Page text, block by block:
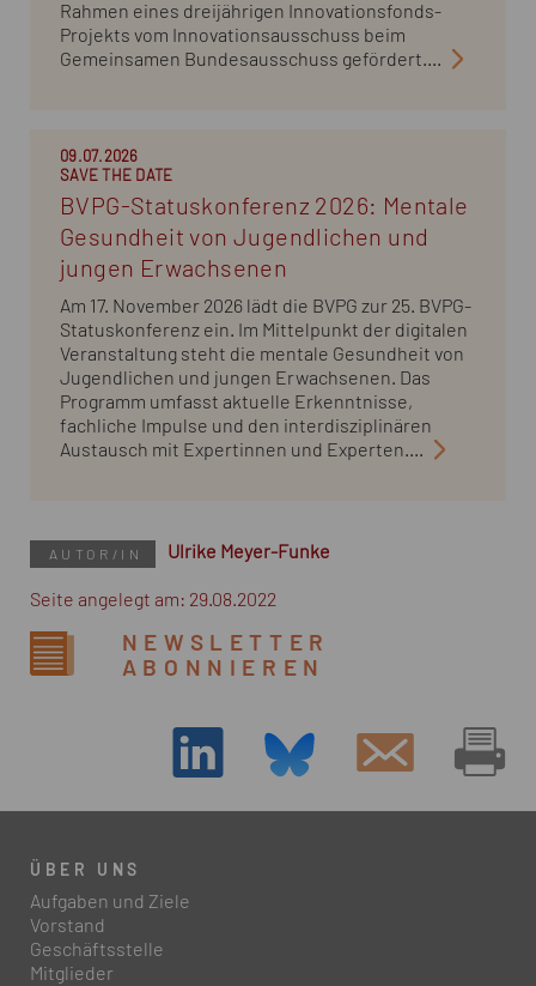
Rahmen eines dreijährigen Innovationsfonds-
Projekts vom Innovationsausschuss beim
Gemeinsamen Bundesausschuss gefördert....
09.07.2026
SAVE THE DATE
BVPG-Statuskonferenz 2026: Mentale
Gesundheit von Jugendlichen und
jungen Erwachsenen
Am 17. November 2026 lädt die BVPG zur 25. BVPG-
Statuskonferenz ein. Im Mittelpunkt der digitalen
Veranstaltung steht die mentale Gesundheit von
Jugendlichen und jungen Erwachsenen. Das
Programm umfasst aktuelle Erkenntnisse,
fachliche Impulse und den interdisziplinären
Austausch mit Expertinnen und Experten....
AUTOR/IN Ulrike Meyer-Funke
Seite angelegt am: 29.08.2022
NEWSLETTER
ABONNIEREN
ÜBER UNS
Aufgaben und Ziele
Vorstand
Geschäftsstelle
Mitglieder